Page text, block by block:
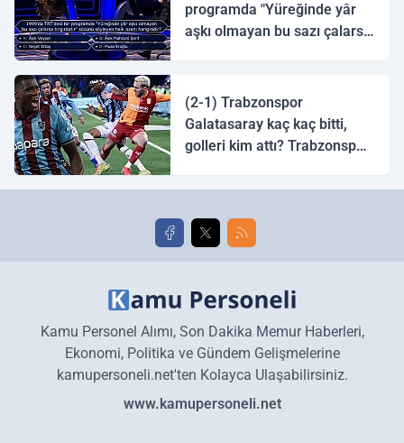
programda "Yüreğinde yâr
aşkı olmayan bu sazı çalarsa
(2-1) Trabzonspor
Galatasaray kaç kaç bitti,
golleri kim attı? Trabzonspor
golleri!
Kamu Personel Alımı, Son Dakika Memur Haberleri,
Ekonomi, Politika ve Gündem Gelişmelerine
kamupersoneli.net'ten Kolayca Ulaşabilirsiniz.
www.kamupersoneli.net